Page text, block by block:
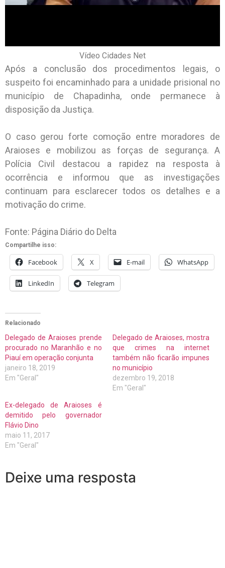
Vídeo Cidades Net
Após a conclusão dos procedimentos legais, o
suspeito foi encaminhado para a unidade prisional no
município de Chapadinha, onde permanece à
disposição da Justiça.
O caso gerou forte comoção entre moradores de
Araioses e mobilizou as forças de segurança. A
Polícia Civil destacou a rapidez na resposta à
ocorrência e informou que as investigações
continuam para esclarecer todos os detalhes e a
motivação do crime.
Fonte: Página Diário do Delta
Compartilhe isso:
Facebook X E-mail WhatsApp
LinkedIn Telegram
Relacionado
Delegado de Araioses prende
procurado no Maranhão e no
Piauí em operação conjunta
janeiro 18, 2019
Em "Geral"
Delegado de Araioses, mostra
que crimes na internet
também não ficarão impunes
no município
dezembro 19, 2018
Em "Geral"
Ex-delegado de Araioses é
demitido pelo governador
Flávio Dino
maio 11, 2017
Em "Geral"
Deixe uma resposta